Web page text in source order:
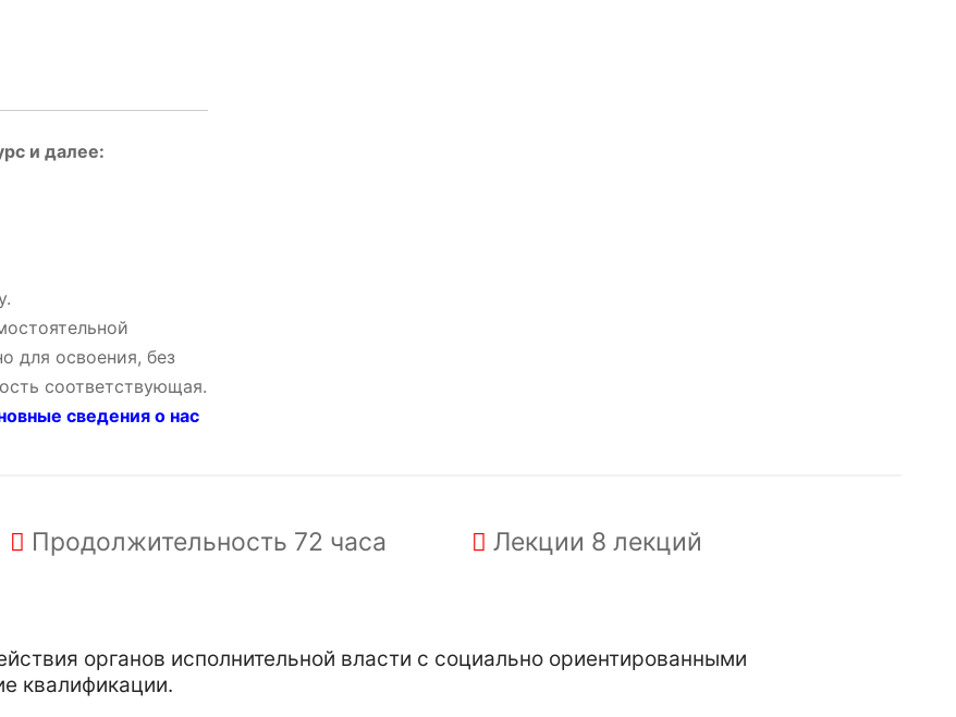
и далее:
для освоения, без
соответствующая.
сведения о нас
Продолжительность 72 часа Лекции 8 лекций
органов исполнительной власти с социально ориентированными
квалификации.